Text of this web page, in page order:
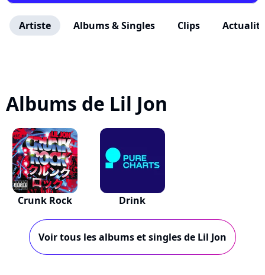
Artiste Albums & Singles Clips
Albums de Lil Jon
Crunk Rock Drink
Voir tous les albums et singles de Lil Jon